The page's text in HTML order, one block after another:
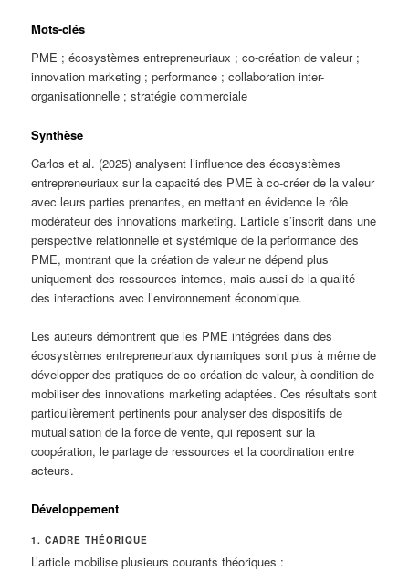
Mots-clés
PME ; écosystèmes entrepreneuriaux ; co-création de valeur ;
innovation marketing ; performance ; collaboration inter-
organisationnelle ; stratégie commerciale
Synthèse
Carlos et al. (2025) analysent l’influence des écosystèmes
entrepreneuriaux sur la capacité des PME à co-créer de la valeur
avec leurs parties prenantes, en mettant en évidence le rôle
modérateur des innovations marketing. L’article s’inscrit dans une
perspective relationnelle et systémique de la performance des
PME, montrant que la création de valeur ne dépend plus
uniquement des ressources internes, mais aussi de la qualité
des interactions avec l’environnement économique.
Les auteurs démontrent que les PME intégrées dans des
écosystèmes entrepreneuriaux dynamiques sont plus à même de
développer des pratiques de co-création de valeur, à condition de
mobiliser des innovations marketing adaptées. Ces résultats sont
particulièrement pertinents pour analyser des dispositifs de
mutualisation de la force de vente, qui reposent sur la
coopération, le partage de ressources et la coordination entre
acteurs.
Développement
1. CADRE THÉORIQUE
L’article mobilise plusieurs courants théoriques :